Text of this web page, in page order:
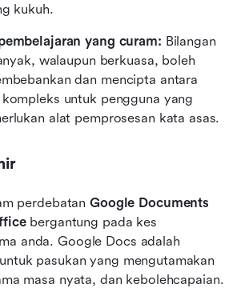
kukuh.
yang curam: Bilangan
walaupun berkuasa, boleh
dan mencipta antara
untuk pengguna yang
alat pemprosesan kata asas.
perdebatan Google Documents
bergantung pada kes
anda. Google Docs adalah
pasukan yang mengutamakan
masa nyata, dan kebolehcapaian.